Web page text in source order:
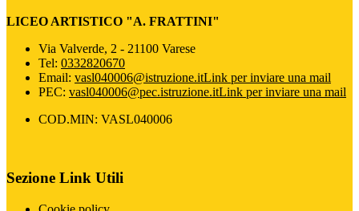
LICEO ARTISTICO "A. FRATTINI"
Via Valverde, 2 - 21100 Varese
Tel: 0332820670
Email: vasl040006@istruzione.itLink per inviare una mail
PEC: vasl040006@pec.istruzione.itLink per inviare una mail
COD.MIN: VASL040006
Sezione Link Utili